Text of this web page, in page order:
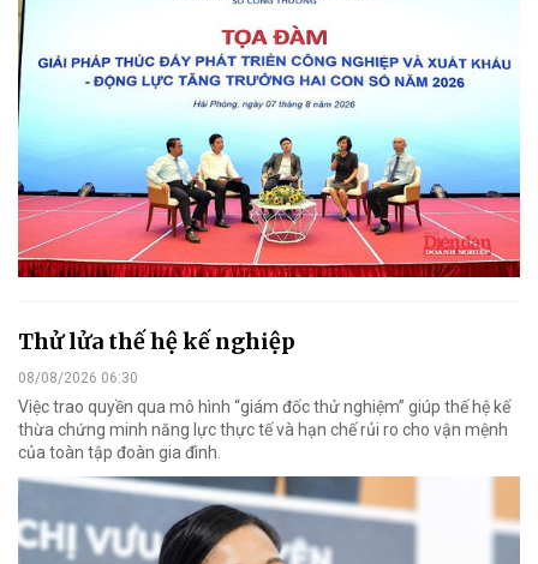
Thử lửa thế hệ kế nghiệp
08/08/2026 06:30
Việc trao quyền qua mô hình “giám đốc thử nghiệm” giúp thế hệ kế
thừa chứng minh năng lực thực tế và hạn chế rủi ro cho vận mệnh
của toàn tập đoàn gia đình.